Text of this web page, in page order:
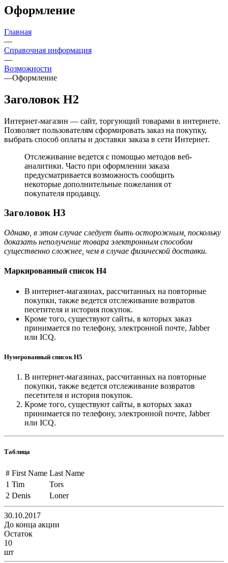
Оформление
Главная
—
Справочная информация
—
Возможности
—Оформление
Заголовок H2
Интернет-магазин — сайт, торгующий товарами в интернете.
Позволяет пользователям сформировать заказ на покупку,
выбрать способ оплаты и доставки заказа в сети Интернет.
Отслеживание ведется с помощью методов веб-
аналитики. Часто при оформлении заказа
предусматривается возможность сообщить
некоторые дополнительные пожелания от
покупателя продавцу.
Заголовок H3
Однако, в этом случае следует быть осторожным, поскольку
доказать неполучение товара электронным способом
существенно сложнее, чем в случае физической доставки.
Маркированный список H4
В интернет-магазинах, рассчитанных на повторные
покупки, также ведется отслеживание возвратов
песетителя и история покупок.
Кроме того, существуют сайты, в которых заказ
принимается по телефону, электронной почте, Jabber
или ICQ.
Нумерованный список H5
В интернет-магазинах, рассчитанных на повторные
покупки, также ведется отслеживание возвратов
песетителя и история покупок.
Кроме того, существуют сайты, в которых заказ
принимается по телефону, электронной почте, Jabber
или ICQ.
Таблица
# First Name Last Name
1 Tim
Tors
2 Denis Loner
30.10.2017
До конца акции
Остаток
10
шт